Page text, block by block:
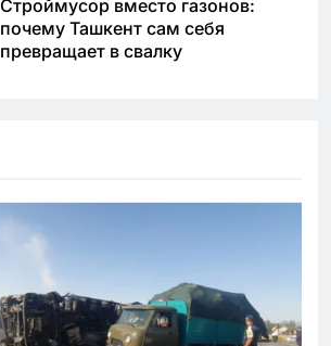
Строймусор вместо газонов:
почему Ташкент сам себя
превращает в свалку